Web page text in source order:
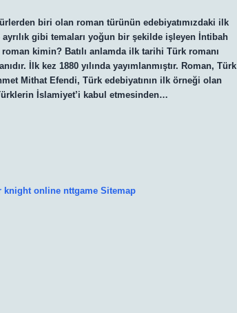
biri olan roman türünün edebiyatımızdaki ilk
gibi temaları yoğun bir şekilde işleyen İntibah
kimin? Batılı anlamda ilk tarihi Türk romanı
İlk kez 1880 yılında yayımlanmıştır. Roman, Türk
Mithat Efendi, Türk edebiyatının ilk örneği olan
İslamiyet’i kabul etmesinden…
knight online nttgame Sitemap